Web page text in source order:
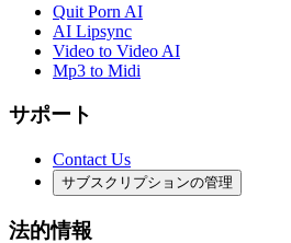
Quit Porn AI
AI Lipsync
Video to Video AI
Mp3 to Midi
サポート
Contact Us
サブスクリプションの管理
法的情報